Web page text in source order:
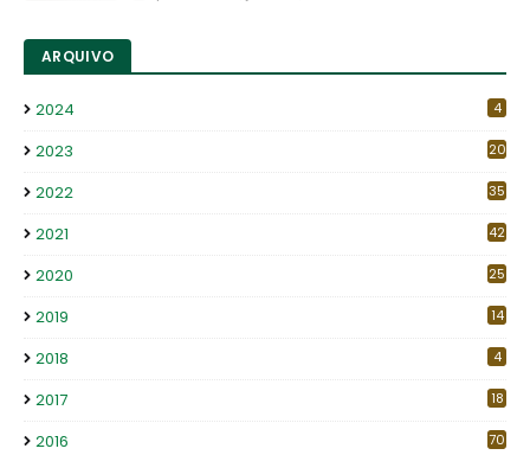
ARQUIVO
2024 4
2023 20
2022 35
2021 42
2020 25
2019 14
2018 4
2017 18
2016 70